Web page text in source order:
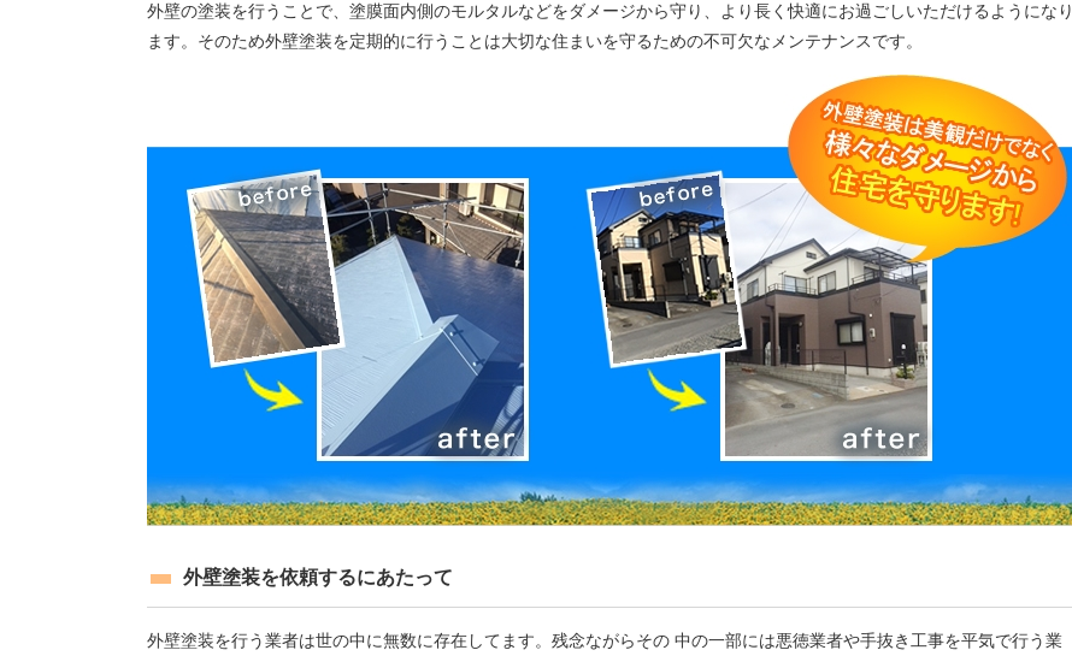
外壁の塗装を行うことで、塗膜面内側のモルタルなどをダメージから守り、より長く快適にお過ごしいただけるようになり
ます。そのため外壁塗装を定期的に行うことは大切な住まいを守るための不可欠なメンテナンスです。
外壁塗装を依頼するにあたって
外壁塗装を行う業者は世の中に無数に存在してます。残念ながらその 中の一部には悪徳業者や手抜き工事を平気で行う業